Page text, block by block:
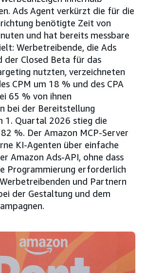
Ads Agent verkürzt die für die
benötigte Zeit von
und hat bereits messbare
Werbetreibende, die Ads
der Closed Beta für das
nutzten, verzeichneten
CPM um 18 % und des CPA
65 % von ihnen
bei der Bereitstellung
1. Quartal 2026 stieg die
%. Der Amazon MCP-Server
KI-Agenten über einfache
Amazon Ads-API, ohne dass
Programmierung erforderlich
und Partnern
der Gestaltung und dem